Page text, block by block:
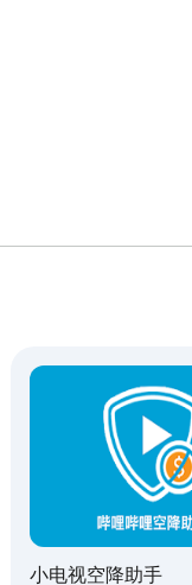
小电视空降助手